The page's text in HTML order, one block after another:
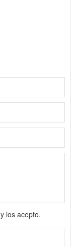
y los acepto.